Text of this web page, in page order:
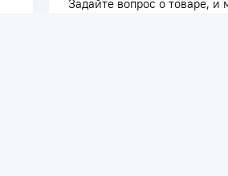
Задайте вопрос о товаре, и